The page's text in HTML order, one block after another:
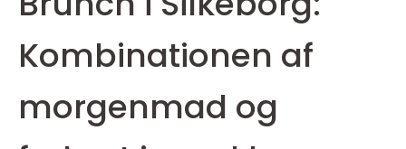
Kombinationen af
morgenmad og